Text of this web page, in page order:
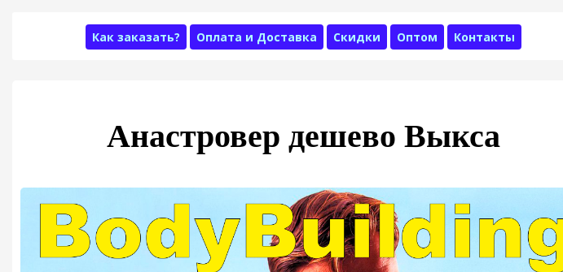
Как заказать? Оплата и Доставка Скидки Оптом Контакты
Анастровер дешево Выкса